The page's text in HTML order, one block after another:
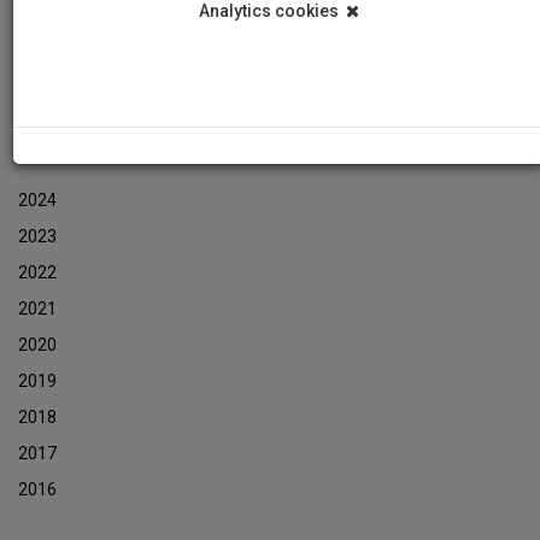
2024
2023
2022
2021
2020
2019
2018
2017
2016
Analytics cookies